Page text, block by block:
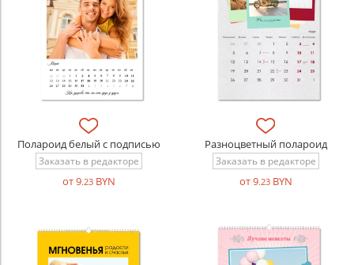
Полароид белый с подписью
Заказать в редакторе
от 9.23BYN
Разноцветный полароид
Заказать в редакторе
от 9.23BYN